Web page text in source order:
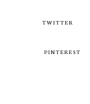
TWITTER
PINTEREST